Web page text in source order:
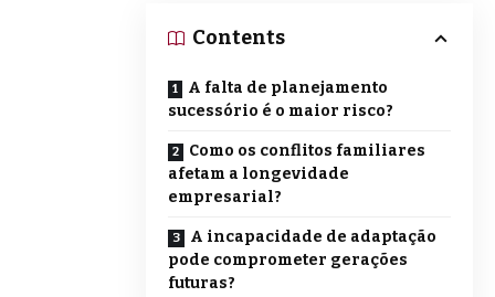
Contents
A falta de planejamento
sucessório é o maior risco?
Como os conflitos familiares
afetam a longevidade
empresarial?
A incapacidade de adaptação
pode comprometer gerações
futuras?